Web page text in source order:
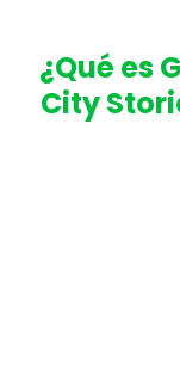
¿Qué es
City